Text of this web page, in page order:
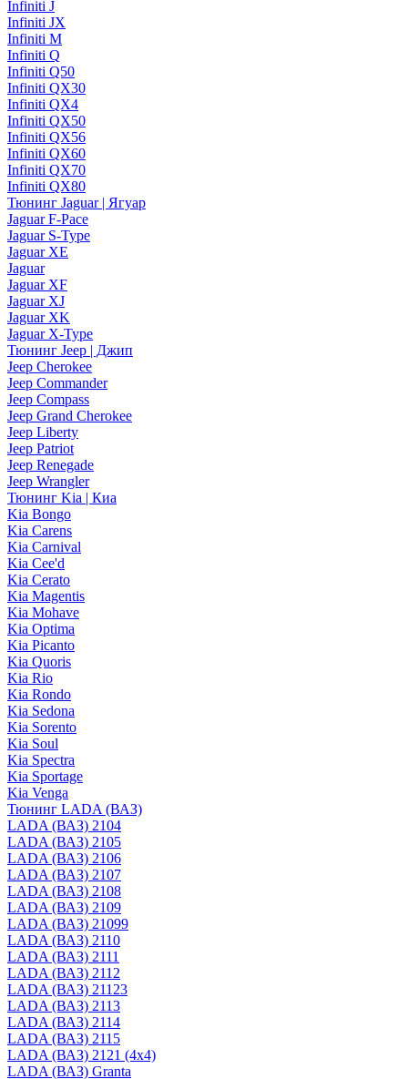
Infiniti J
Infiniti JX
Infiniti M
Infiniti Q
Infiniti Q50
Infiniti QX30
Infiniti QX4
Infiniti QX50
Infiniti QX56
Infiniti QX60
Infiniti QX70
Infiniti QX80
Тюнинг Jaguar | Ягуар
Jaguar F-Pace
Jaguar S-Type
Jaguar XE
Jaguar
Jaguar XF
Jaguar XJ
Jaguar XK
Jaguar X-Type
Тюнинг Jeep | Джип
Jeep Cherokee
Jeep Commander
Jeep Compass
Jeep Grand Cherokee
Jeep Liberty
Jeep Patriot
Jeep Renegade
Jeep Wrangler
Тюнинг Kia | Киа
Kia Bongo
Kia Carens
Kia Carnival
Kia Cee'd
Kia Cerato
Kia Magentis
Kia Mohave
Kia Optima
Kia Picanto
Kia Quoris
Kia Rio
Kia Rondo
Kia Sedona
Kia Sorento
Kia Soul
Kia Spectra
Kia Sportage
Kia Venga
Тюнинг LADA (ВАЗ)
LADA (ВАЗ) 2104
LADA (ВАЗ) 2105
LADA (ВАЗ) 2106
LADA (ВАЗ) 2107
LADA (ВАЗ) 2108
LADA (ВАЗ) 2109
LADA (ВАЗ) 21099
LADA (ВАЗ) 2110
LADA (ВАЗ) 2111
LADA (ВАЗ) 2112
LADA (ВАЗ) 21123
LADA (ВАЗ) 2113
LADA (ВАЗ) 2114
LADA (ВАЗ) 2115
LADA (ВАЗ) 2121 (4x4)
LADA (ВАЗ) Granta